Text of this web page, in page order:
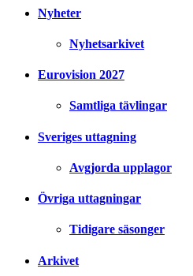
Nyheter
Nyhetsarkivet
Eurovision 2027
Samtliga tävlingar
Sveriges uttagning
Avgjorda upplagor
Övriga uttagningar
Tidigare säsonger
Arkivet